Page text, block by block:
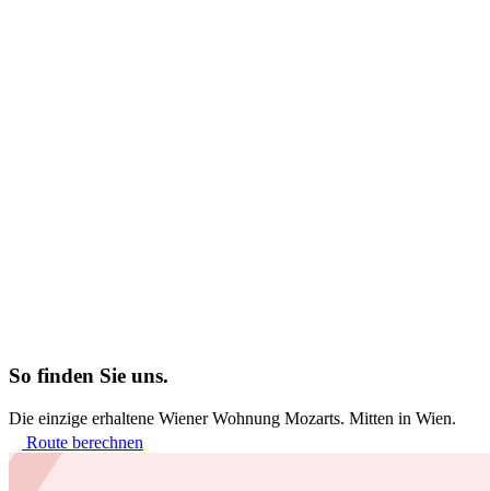
So finden Sie uns.
Die einzige erhaltene Wiener Wohnung Mozarts. Mitten in Wien.
Route berechnen